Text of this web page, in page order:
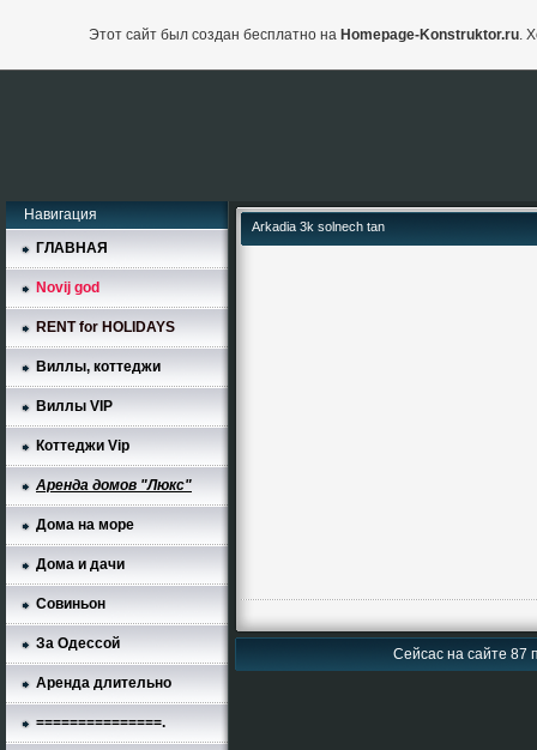
Навигация
ГЛАВНАЯ
Novij god
RENT for HOLIDAYS
Виллы, коттеджи
Виллы VIP
Коттеджи Vip
Аренда домов "Люкс"
Дома на море
Дома и дачи
Совиньон
За Одессой
Аренда длительно
===============.
Arkadia 3k solnech tan
Сейсас на сайте 87
Этот сайт был создан бесплатно на Homepage-Konstruktor.ru.